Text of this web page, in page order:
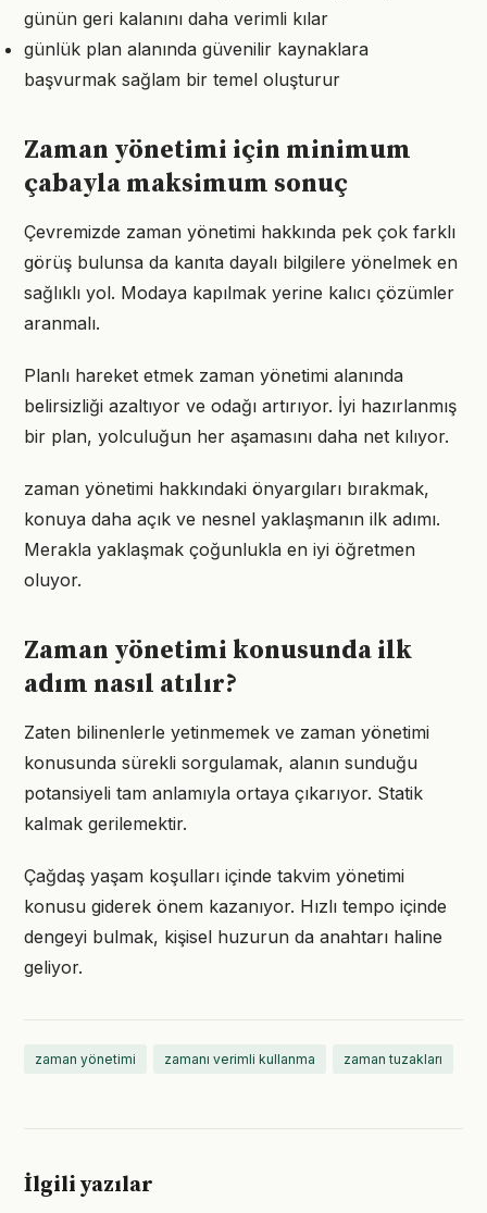
günün geri kalanını daha verimli kılar
günlük plan alanında güvenilir kaynaklara
başvurmak sağlam bir temel oluşturur
Zaman yönetimi için minimum
çabayla maksimum sonuç
Çevremizde zaman yönetimi hakkında pek çok farklı
görüş bulunsa da kanıta dayalı bilgilere yönelmek en
sağlıklı yol. Modaya kapılmak yerine kalıcı çözümler
aranmalı.
Planlı hareket etmek zaman yönetimi alanında
belirsizliği azaltıyor ve odağı artırıyor. İyi hazırlanmış
bir plan, yolculuğun her aşamasını daha net kılıyor.
zaman yönetimi hakkındaki önyargıları bırakmak,
konuya daha açık ve nesnel yaklaşmanın ilk adımı.
Merakla yaklaşmak çoğunlukla en iyi öğretmen
oluyor.
Zaman yönetimi konusunda ilk
adım nasıl atılır?
Zaten bilinenlerle yetinmemek ve zaman yönetimi
konusunda sürekli sorgulamak, alanın sunduğu
potansiyeli tam anlamıyla ortaya çıkarıyor. Statik
kalmak gerilemektir.
Çağdaş yaşam koşulları içinde takvim yönetimi
konusu giderek önem kazanıyor. Hızlı tempo içinde
dengeyi bulmak, kişisel huzurun da anahtarı haline
geliyor.
zaman yönetimi zamanı verimli kullanma zaman tuzakları
İlgili yazılar